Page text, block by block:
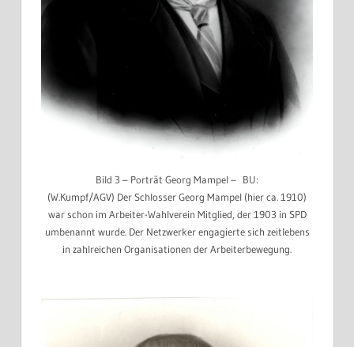
Bild 3 – Porträt Georg Mampel – BU:
(W.Kumpf/AGV) Der Schlosser Georg Mampel (hier ca. 1910)
war schon im Arbeiter-Wahlverein Mitglied, der 1903 in SPD
umbenannt wurde. Der Netzwerker engagierte sich zeitlebens
in zahlreichen Organisationen der Arbeiterbewegung.